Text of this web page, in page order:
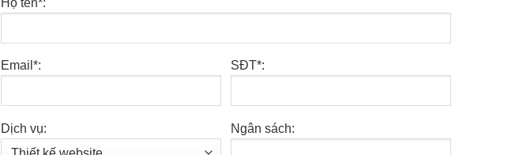
Email*: SĐT*:
Dịch vụ: Ngân sách: